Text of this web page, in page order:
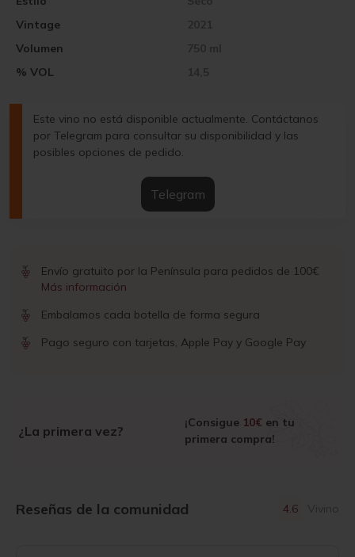
Vintage 2021
Volumen 750 ml
% VOL 14,5
Este vino no está disponible actualmente. Contáctanos
por Telegram para consultar su disponibilidad y las
posibles opciones de pedido.
Telegram
Envío gratuito por la Península para pedidos de 100€
Más información
Embalamos cada botella de forma segura
Pago seguro con tarjetas, Apple Pay y Google Pay
¿La primera vez?
¡Consigue 10€ en tu
primera compra!
Reseñas de la comunidad 4.6 Vivino